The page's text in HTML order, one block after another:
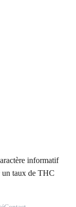
informatif
un taux de THC